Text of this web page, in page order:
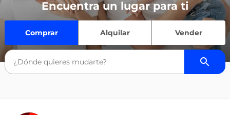
Encuentra un lugar para ti
Comprar Alquilar Vender